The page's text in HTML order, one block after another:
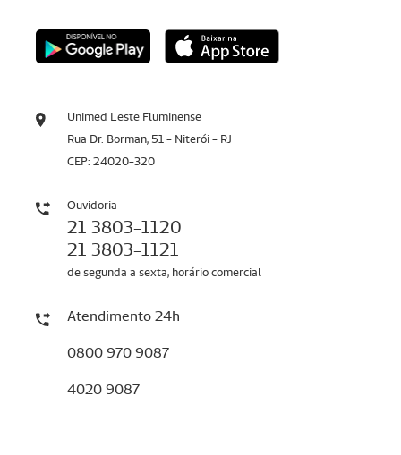
Unimed Leste Fluminense
Rua Dr. Borman, 51 - Niterói - RJ
CEP: 24020-320
Ouvidoria
21 3803-1120
21 3803-1121
de segunda a sexta, horário comercial
Atendimento 24h
0800 970 9087
4020 9087